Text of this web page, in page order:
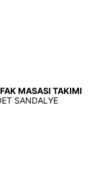
MASASI TAKIMI
SANDALYE